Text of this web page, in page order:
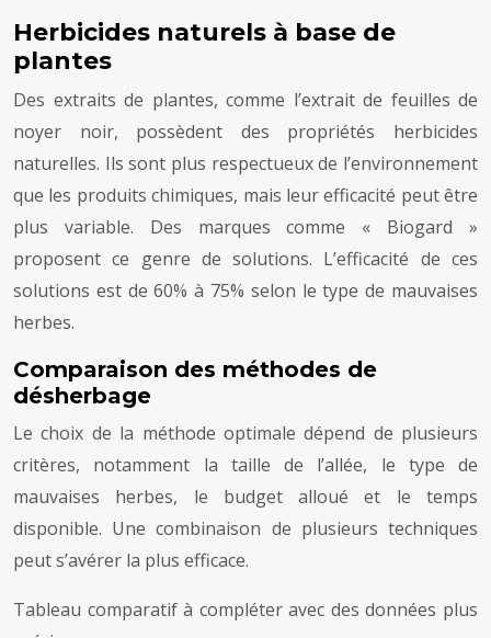
Herbicides naturels à base de
plantes
Des extraits de plantes, comme l’extrait de feuilles de
noyer noir, possèdent des propriétés herbicides
naturelles. Ils sont plus respectueux de l’environnement
que les produits chimiques, mais leur efficacité peut être
plus variable. Des marques comme « Biogard »
proposent ce genre de solutions. L’efficacité de ces
solutions est de 60% à 75% selon le type de mauvaises
herbes.
Comparaison des méthodes de
désherbage
Le choix de la méthode optimale dépend de plusieurs
critères, notamment la taille de l’allée, le type de
mauvaises herbes, le budget alloué et le temps
disponible. Une combinaison de plusieurs techniques
peut s’avérer la plus efficace.
Tableau comparatif à compléter avec des données plus